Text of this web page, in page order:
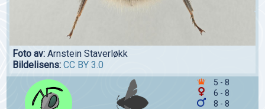
Foto av: Arnstein Staverløkk
Bildelisens: CC BY 3.0
5 - 8
6 - 8
8 - 8